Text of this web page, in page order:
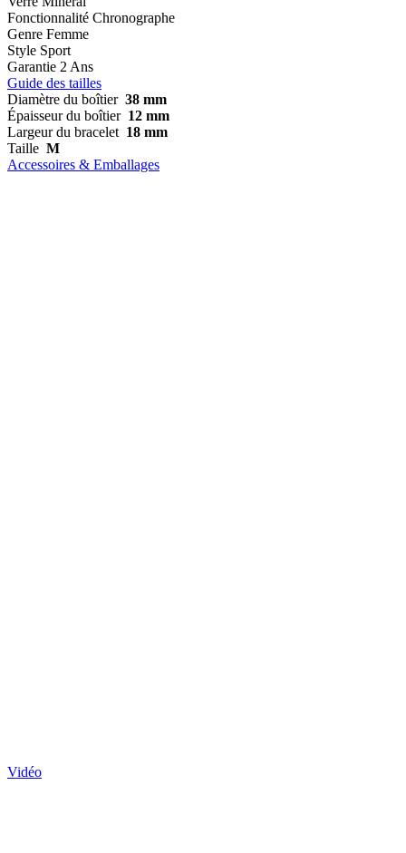
Fonctionnalité Chronographe
Genre Femme
Style Sport
Garantie 2 Ans
Guide des tailles
Diamètre du boîtier 38 mm
Épaisseur du boîtier 12 mm
Largeur du bracelet 18 mm
Taille M
Accessoires & Emballages
Vidéo